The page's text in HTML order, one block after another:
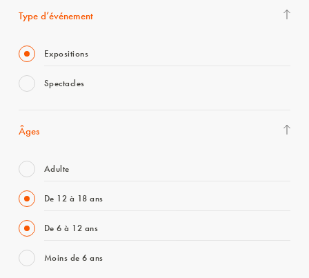
Type d’événement
Expositions
Spectacles
Âges
Adulte
De 12 à 18 ans
De 6 à 12 ans
Moins de 6 ans